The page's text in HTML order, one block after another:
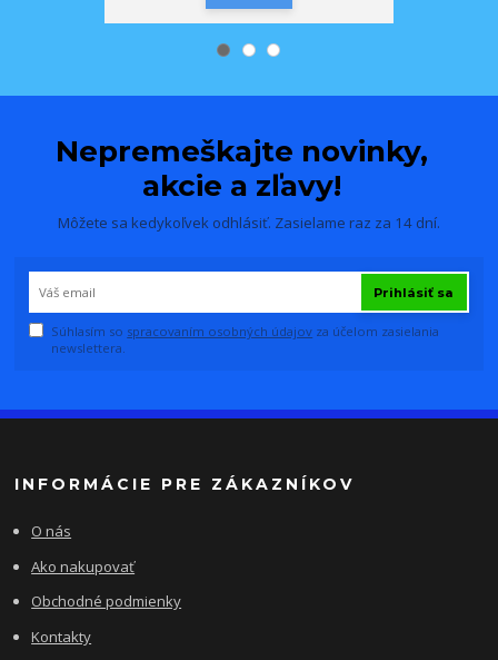
Nepremeškajte novinky,
akcie a zľavy!
Môžete sa kedykoľvek odhlásiť. Zasielame raz za 14 dní.
Prihlásiť sa
Súhlasím so spracovaním osobných údajov za účelom zasielania
newslettera.
INFORMÁCIE PRE ZÁKAZNÍKOV
O nás
Ako nakupovať
Obchodné podmienky
Kontakty